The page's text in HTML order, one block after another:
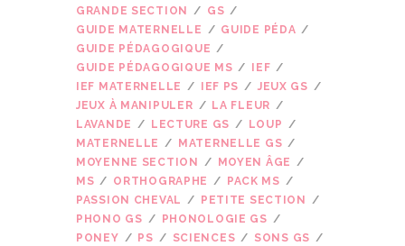
GRANDE SECTION
GS
GUIDE MATERNELLE
GUIDE PÉDA
GUIDE PÉDAGOGIQUE
GUIDE PÉDAGOGIQUE MS
IEF
IEF MATERNELLE
IEF PS
JEUX GS
JEUX À MANIPULER
LA FLEUR
LAVANDE
LECTURE GS
LOUP
MATERNELLE
MATERNELLE GS
MOYENNE SECTION
MOYEN ÂGE
MS
ORTHOGRAPHE
PACK MS
PASSION CHEVAL
PETITE SECTION
PHONO GS
PHONOLOGIE GS
PONEY
PS SCIENCES
SONS GS